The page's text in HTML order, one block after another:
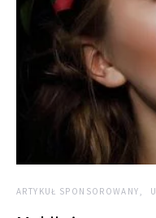
ARTYKUŁ SPONSOROWANY